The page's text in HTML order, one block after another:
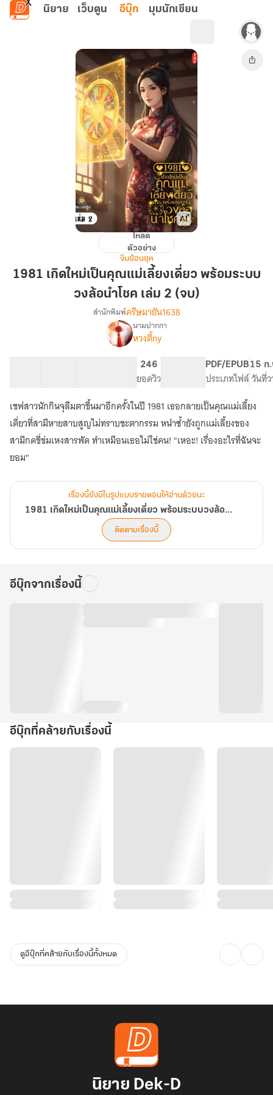
ข้ามไปยังเนื้อหาหลัก
นิยาย เว็บตูน อีบุ๊ก มุมนักเขียน
ใหม่
เป็น
คุณ
พร้อม
วง
ล้อ
โชค
เล่ม
โหลด
ตัวอย่าง
จีนย้อนยุค
1981 เกิดใหม่เป็นคุณแม่เลี้ยงเดี่ยว พร้อมระบบ
วงล้อนำโชค เล่ม 2 (จบ)
เรื่อง1981
เกิด
ใหม่
เป็น
คุณ
แม่
เลี้ยง
เดี่ยว
พร้อม
ระบบ
นำ
โชค
สำนักพิมพ์ครีษมายัน1638
นามปากกา
หวงตี้ny
246
ยอดวิว
PDF/EPUB
ประเภทไฟล์
15 ก
วันที่
เชฟสาวนักกินจุลืมตาขึ้นมาอีกครั้งในปี 1981 เธอกลายเป็นคุณแม่เลี้ยง
เดี่ยวที่สามีหายสาบสูญไม่ทราบชะตากรรม หนำซ้ำยังถูกแม่เลี้ยงของ
สามีกดขี่ข่มเหงสารพัด ทำเหมือนเธอไม่ใช่คน! "เหอะ! เรื่องอะไรที่ฉันจะ
ยอม"
เรื่องนี้ยังมีในรูปแบบรายตอนให้อ่านด้วยนะ
1981 เกิดใหม่เป็นคุณแม่เลี้ยงเดี่ยว พร้อมระบบวงล้อนำโชค
ติดตามเรื่องนี้
อีบุ๊กจากเรื่องนี้
อีบุ๊กที่คล้ายกับเรื่องนี้
ดูอีบุ๊กที่คล้ายกับเรื่องนี้ทั้งหมด
นิยาย Dek-D